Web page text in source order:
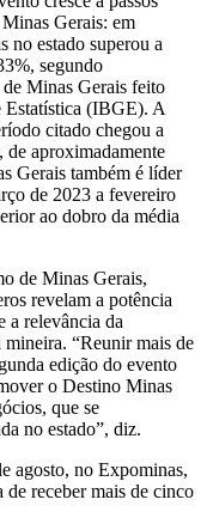
Gerais: em
no estado superou a
segundo
Minas Gerais feito
Estatística (IBGE). A
citado chegou a
de aproximadamente
Gerais também é líder
de 2023 a fevereiro
ao dobro da média
de Minas Gerais,
revelam a potência
a relevância da
“Reunir mais de
edição do evento
o Destino Minas
que se
no estado”, diz.
agosto, no Expominas,
receber mais de cinco